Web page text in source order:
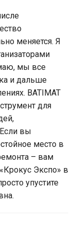
меняется. Я
мы все
и дальше
BATIMAT
для
вы
место в
– вам
Экспо» в
упустите